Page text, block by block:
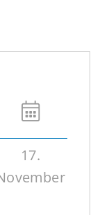
17.